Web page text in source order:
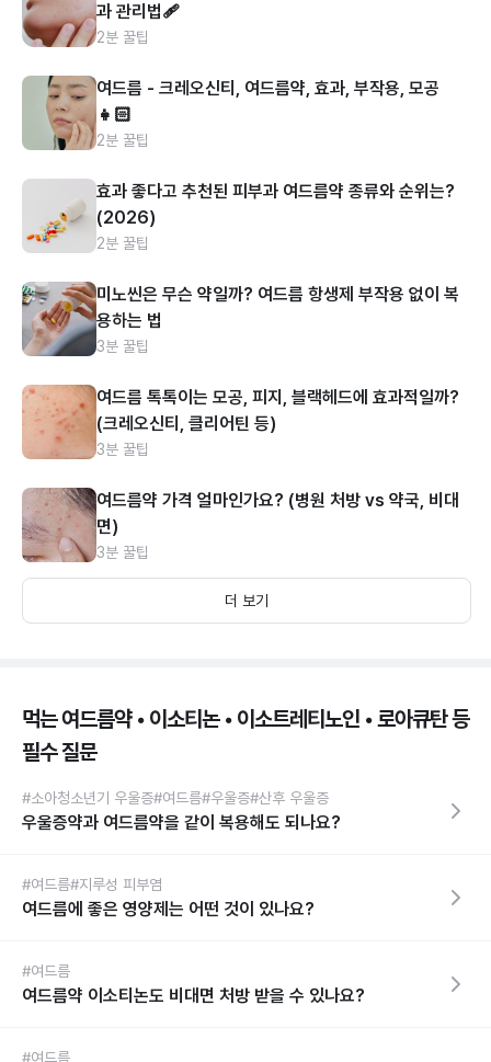
과 관리법🩹
2분 꿀팁
여드름 - 크레오신티, 여드름약, 효과, 부작용, 모공
👧🏻
2분 꿀팁
효과 좋다고 추천된 피부과 여드름약 종류와 순위는?
(2026)
2분 꿀팁
미노씬은 무슨 약일까? 여드름 항생제 부작용 없이 복
용하는 법
3분 꿀팁
여드름 톡톡이는 모공, 피지, 블랙헤드에 효과적일까?
(크레오신티, 클리어틴 등)
3분 꿀팁
여드름약 가격 얼마인가요? (병원 처방 vs 약국, 비대
면)
3분 꿀팁
더 보기
먹는 여드름약 • 이소티논 • 이소트레티노인 • 로아큐탄 등
필수 질문
#소아청소년기 우울증#여드름#우울증#산후 우울증
우울증약과 여드름약을 같이 복용해도 되나요?
#여드름#지루성 피부염
여드름에 좋은 영양제는 어떤 것이 있나요?
#여드름
여드름약 이소티논도 비대면 처방 받을 수 있나요?
#여드름